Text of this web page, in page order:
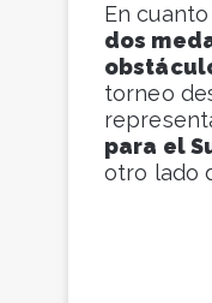
En
dos
torneo
para el
otro lado